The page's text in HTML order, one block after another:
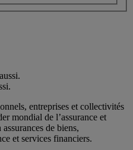
entreprises et collectivités
mondial de l’assurance et
de biens,
et services financiers.